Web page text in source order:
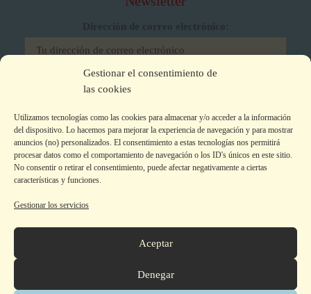
Gestionar el consentimiento de
las cookies
Utilizamos tecnologías como las cookies para almacenar y/o acceder a la información
del dispositivo. Lo hacemos para mejorar la experiencia de navegación y para mostrar
anuncios (no) personalizados. El consentimiento a estas tecnologías nos permitirá
procesar datos como el comportamiento de navegación o los ID's únicos en este sitio.
No consentir o retirar el consentimiento, puede afectar negativamente a ciertas
características y funciones.
Gestionar los servicios
Aceptar
Denegar
Dirección de correo electrónico:
He leído y acepto los términos y condiciones
Colecciones
Autor@s